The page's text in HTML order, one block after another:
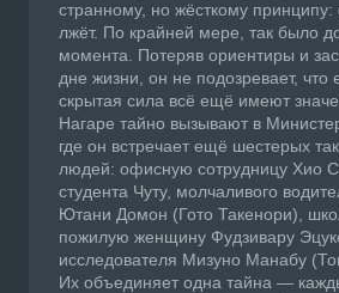
странному, но жёсткому принципу:
лжёт. По крайней мере, так было
момента. Потеряв ориентиры и
дне жизни, он не подозревает, что
скрытая сила всё ещё имеют
Нагаре тайно вызывают в
где он встречает ещё шестерых
людей: офисную сотрудницу Хио
студента Чуту, молчаливого
Ютани Домон (Гото Такенори),
пожилую женщину Фудзивару
исследователя Мизуно Манабу
Их объединяет одна тайна —